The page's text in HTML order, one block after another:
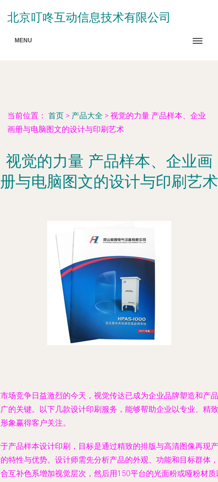
北京叮咚互动信息技术有限公司
MENU
当前位置： 首页 > 产品大全 > 视觉的力量 产品样本、企业
画册与电脑图文的设计与印刷艺术
视觉的力量 产品样本、企业画
册与电脑图文的设计与印刷艺术
场竞争日益激烈的今天，视觉传达已成为企业品牌塑造和产品
的关键。以下几款设计印刷服务，能够帮助企业以专业、精致
象赢得客户关注。
产品样本设计印刷，目标是通过精致的排版与高清图像再现产
特性与优势。设计师需先分析产品的外观、功能和目标群体，
互补色系增加视觉层次，然后用150平台的光面粉或哑粉材质